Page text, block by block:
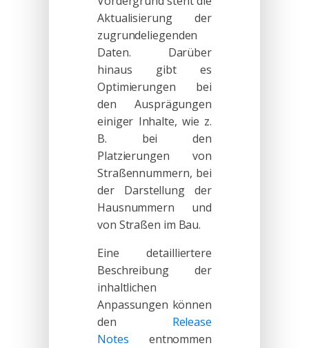
Aktualisierung der
zugrundeliegenden
Daten. Darüber
hinaus gibt es
Optimierungen bei
den Ausprägungen
einiger Inhalte, wie z.
B. bei den
Platzierungen von
Straßennummern, bei
der Darstellung der
Hausnummern und
von Straßen im Bau.
Eine detailliertere
Beschreibung der
inhaltlichen
Anpassungen können
den Release
Notes entnommen